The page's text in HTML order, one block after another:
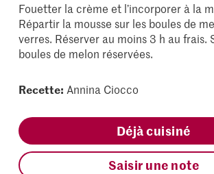
Fouetter la crème et l’incorporer à la
Répartir la mousse sur les boules de
verres. Réserver au moins 3 h au frais.
boules de melon réservées.
Recette: Annina Ciocco
Déjà cuisiné
Saisir une note